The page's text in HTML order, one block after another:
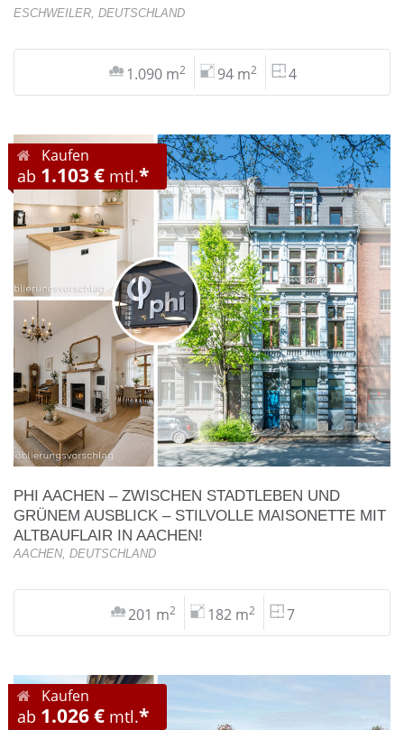
ESCHWEILER, DEUTSCHLAND
1.090 m2 94 m2 4
Kaufen
ab 1.103 € mtl.*
PHI AACHEN – ZWISCHEN STADTLEBEN UND
GRÜNEM AUSBLICK – STILVOLLE MAISONETTE MIT
ALTBAUFLAIR IN AACHEN!
AACHEN, DEUTSCHLAND
201 m2 182 m2 7
Kaufen
ab 1.026 € mtl.*